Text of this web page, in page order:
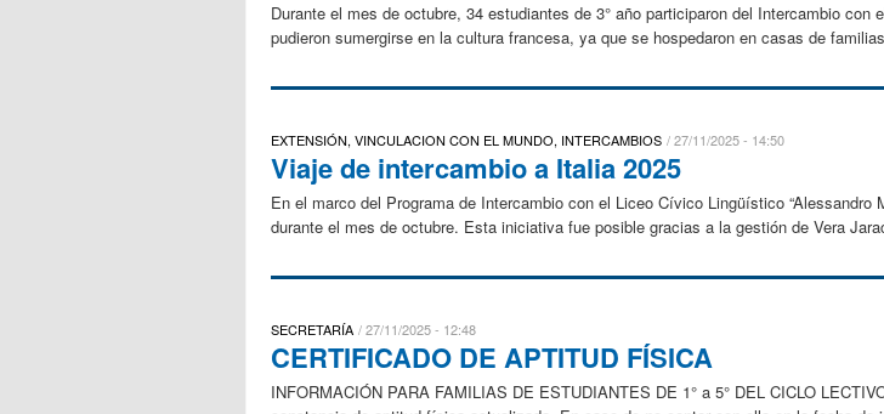
Durante el mes de octubre, 34 estudiantes de 3° año participaron del Intercambio
pudieron sumergirse en la cultura francesa, ya que se hospedaron en casas de
EXTENSIÓN, VINCULACION CON EL MUNDO, INTERCAMBIOS 27/11/2025 - 14:50
Viaje de intercambio a Italia 2025
En el marco del Programa de Intercambio con el Liceo Cívico Lingüístico
durante el mes de octubre. Esta iniciativa fue posible gracias a la gestión de Vera
SECRETARÍA 27/11/2025 - 12:48
CERTIFICADO DE APTITUD FÍSICA
INFORMACIÓN PARA FAMILIAS DE ESTUDIANTES DE 1° a 5° DEL CICLO